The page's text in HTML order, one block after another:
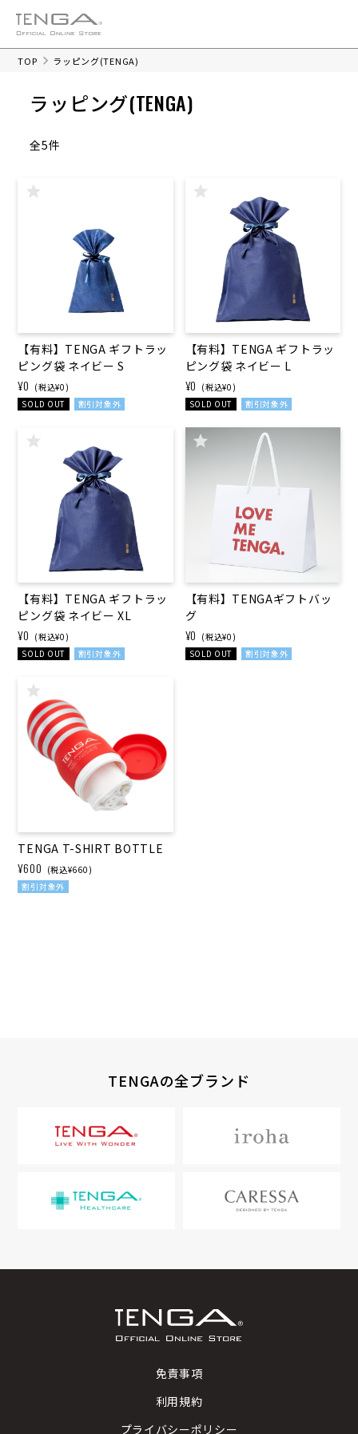
TOP ラッピング(TENGA)
ラッピング(TENGA)
全5件
【有料】TENGA ギフトラッ
ピング袋 ネイビー S
¥0 (税込¥0)
SOLD OUT
割引対象外
【有料】TENGA ギフトラッ
ピング袋 ネイビー L
¥0 (税込¥0)
SOLD OUT
割引対象外
【有料】TENGA ギフトラッ
ピング袋 ネイビー XL
¥0 (税込¥0)
SOLD OUT
割引対象外
【有料】TENGAギフトバッ
グ
¥0 (税込¥0)
SOLD OUT
割引対象外
TENGA T-SHIRT BOTTLE
¥600 (税込¥660)
割引対象外
TENGAの全ブランド
免責事項
利用規約
プライバシーポリシー